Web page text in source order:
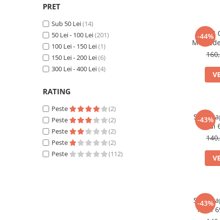
Huse Scaun
Inele de Ghidaj
Întreținere Auto
Pistoale de curatat (tornadoare)
Pistoale Profesionale
PRET
Sub 50 Lei(14)
50 Lei - 100 Lei(201)
100 Lei - 150 Lei(1)
150 Lei - 200 Lei(6)
300 Lei - 400 Lei(4)
RATING
Peste
(2)
Peste
(2)
Peste
(2)
Peste
(2)
Peste
(112)
-44%
set 4
-43%
Set 4
-43%
Set 4
Audi